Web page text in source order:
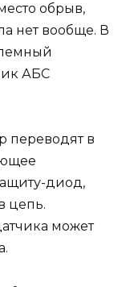
обрыв,
нет вообще. В
АБС
переводят в
диод,
цепь.
может